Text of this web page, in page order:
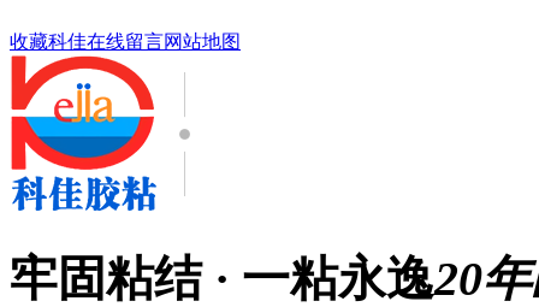
收藏科佳在线留言网站地图
牢固粘结 · 一粘永逸20